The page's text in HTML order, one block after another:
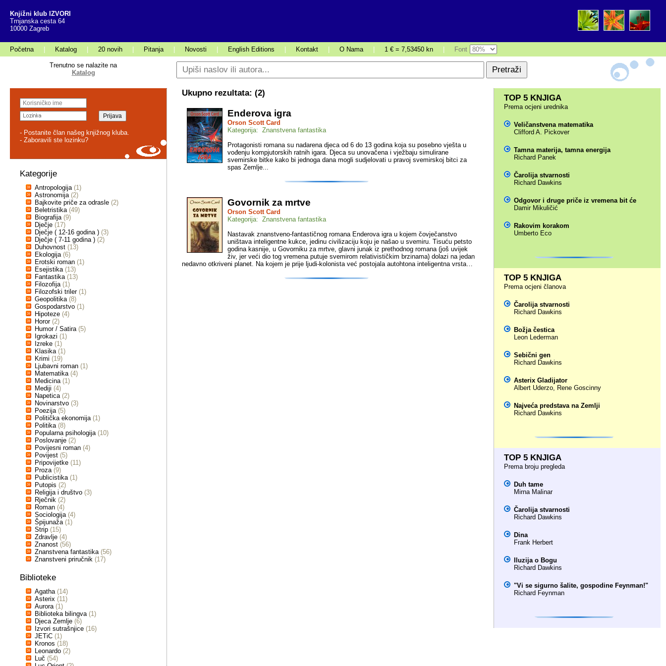
Knjižni klub IZVORI
Trnjanska cesta 64
10000 Zagreb
Početna Katalog 20 novih Pitanja Novosti English Editions Kontakt O Nama 1 € = 7,53450 kn Font
Trenutno se nalazite na
Katalog
- Postanite član našeg knjižnog kluba.
- Zaboravili ste lozinku?
Kategorije
Antropologija (1)
Astronomija (2)
Bajkovite priče za odrasle (2)
Beletristika (49)
Biografija (9)
Dječje (17)
Dječje ( 12-16 godina ) (3)
Dječje ( 7-11 godina ) (2)
Duhovnost (13)
Ekologija (6)
Erotski roman (1)
Esejistika (13)
Fantastika (13)
Filozofija (1)
Filozofski triler (1)
Geopolitika (8)
Gospodarstvo (1)
Hipoteze (4)
Horor (2)
Humor / Satira (5)
Igrokazi (1)
Izreke (1)
Klasika (1)
Krimi (19)
Ljubavni roman (1)
Matematika (4)
Medicina (1)
Mediji (4)
Napetica (2)
Novinarstvo (3)
Poezija (5)
Politička ekonomija (1)
Politika (8)
Popularna psihologija (10)
Poslovanje (2)
Povijesni roman (4)
Povijest (5)
Pripovijetke (11)
Proza (9)
Publicistika (1)
Putopis (2)
Religija i društvo (3)
Rječnik (2)
Roman (4)
Sociologija (4)
Špijunaža (1)
Strip (15)
Zdravlje (4)
Znanost (56)
Znanstvena fantastika (56)
Znanstveni priručnik (17)
Biblioteke
Agatha (14)
Asterix (11)
Aurora (1)
Biblioteka bilingva (1)
Djeca Zemlje (6)
Izvori sutrašnjice (16)
JETiC (1)
Kronos (18)
Leonardo (2)
Luč (54)
Ukupno rezultata: (2)
Enderova igra
Orson Scott Card
Kategorija: Znanstvena fantastika
Protagonisti romana su nadarena djeca od 6 do 13 godina koja su posebno vješta u
vođenju kompjutorskih ratnih igara. Djeca su unovačena i vježbaju simulirane
svemirske bitke kako bi jednoga dana mogli sudjelovati u pravoj svemirskoj bitci za
spas Zemlje...
Govornik za mrtve
Orson Scott Card
Kategorija: Znanstvena fantastika
Nastavak znanstveno-fantastičnog romana Enderova igra u kojem čovječanstvo
uništava inteligentne kukce, jedinu civilizaciju koju je našao u svemiru. Tisuću petsto
godina kasnije, u Govorniku za mrtve, glavni junak iz prethodnog romana (još uvijek
živ, jer veći dio tog vremena putuje svemirom relativističkim brzinama) dolazi na jedan
nedavno otkriveni planet. Na kojem je prije ljudi-kolonista već postojala autohtona inteligentna vrsta…
TOP 5 KNJIGA
Prema ocjeni urednika
Veličanstvena matematika
Clifford A. Pickover
Tamna materija, tamna energija
Richard Panek
Čarolija stvarnosti
Richard Dawkins
Odgovor i druge priče iz vremena bit će
Damir Mikuličić
Rakovim korakom
Umberto Eco
TOP 5 KNJIGA
Prema ocjeni članova
Čarolija stvarnosti
Richard Dawkins
Božja čestica
Leon Lederman
Sebični gen
Richard Dawkins
Asterix Gladijator
Albert Uderzo, Rene Goscinny
Najveća predstava na Zemlji
Richard Dawkins
TOP 5 KNJIGA
Prema broju pregleda
Duh tame
Mirna Malinar
Čarolija stvarnosti
Richard Dawkins
Dina
Frank Herbert
Iluzija o Bogu
Richard Dawkins
"Vi se sigurno šalite, gospodine Feynman!"
Richard Feynman